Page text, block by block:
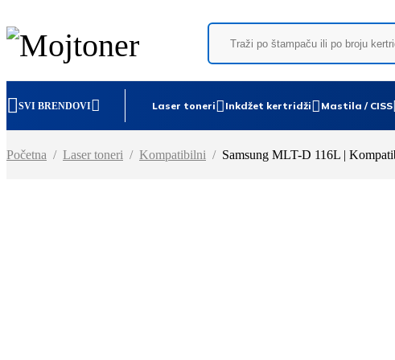
SVI BRENDOVI Laser toneri Inkdžet kertridži Mastila / CISS
Početna / Laser toneri / Kompatibilni / Samsung MLT-D 116L |